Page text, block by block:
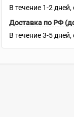
В течение 1-2 дней
Доставка по РФ
В течение 3-5 дней